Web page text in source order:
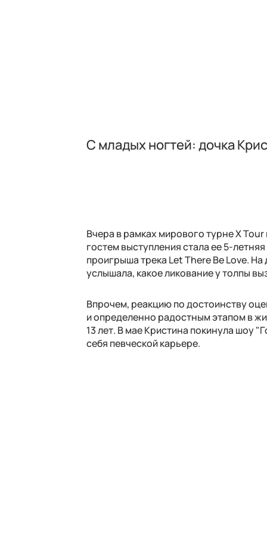
С младых ногтей: дочка
Вчера в рамках мирового турне X
гостем выступления стала ее 5-
проигрыша трека Let There Be Love.
услышала, какое ликование у толпы
Впрочем, реакцию по достоинству
и определенно радостным этапом в
13 лет. В мае Кристина покинула шоу
себя певческой карьере.